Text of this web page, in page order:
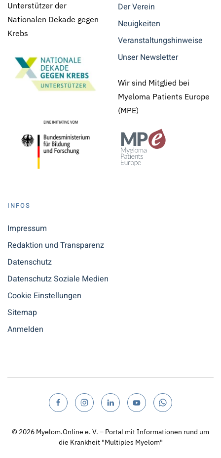
Unterstützer der
Nationalen Dekade gegen
Krebs
Der Verein
Neuigkeiten
Veranstaltungshinweise
Unser Newsletter
Wir sind Mitglied bei
Myeloma Patients Europe
(MPE)
INFOS
Impressum
Redaktion und Transparenz
Datenschutz
Datenschutz Soziale Medien
Cookie Einstellungen
Sitemap
Anmelden
© 2026 Myelom.Online e. V. – Portal mit Informationen rund um
die Krankheit "Multiples Myelom"